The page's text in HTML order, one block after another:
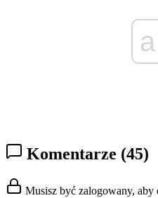
Komentarze (45)
Musisz być zalogowany, aby